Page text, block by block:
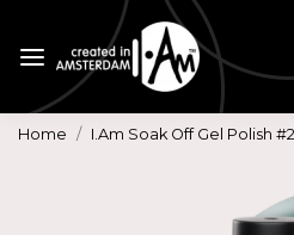
Home I.Am Soak Off Gel Polish